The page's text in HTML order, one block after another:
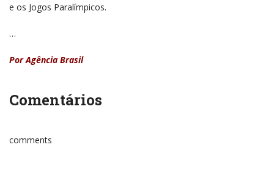
e os Jogos Paralímpicos.
…
Por Agência Brasil
Comentários
comments